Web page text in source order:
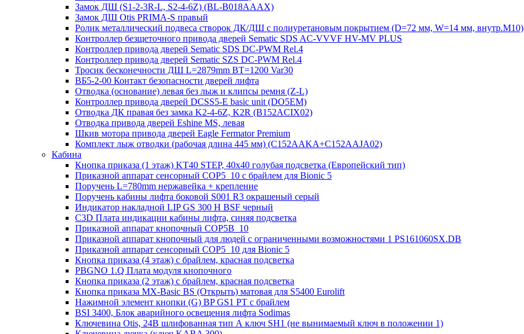
Замок ДШ (S1-2-3R-L, S2-4-6Z) (BL-B018AAAX)
Замок ДШ Otis PRIMA-S правый
Ролик металлический подвеса створок ДК/ДШ с полиуретановым покрытием (D=72 мм, W=14 мм, внутр.М10)
Контроллер безщеточного привода дверей Sematiс SDS AC-VVVF HV-MV PLUS
Контроллер привода дверей Sematic SDS DC-PWM Rel.4
Контроллер привода дверей Sematic SZS DC-PWM Rel.4
Тросик бесконечности ДШ L=2879mm BT=1200 Var30
ВБ5-2-00 Контакт безопасности дверей лифта
Отводка (основание) левая без лыж и клипсы ремня (Z-L)
Контроллер привода дверей DCSS5-E basic unit (DO5EM)
Отводка ДК правая без замка K2-4-6Z, K2R (B152ACIX02)
Отводка привода дверей Eshine MS, левая
Шкив мотора привода дверей Eagle Fermator Premium
Комплект лыж отводки (рабочая длина 445 мм) (C152AAKA+C152AAJA02)
Кабина
Кнопка приказа (1 этаж) KT40 STEP, 40х40 голубая подсветка (Европейский тип)
Приказной аппарат сенсорный COP5_10 с брайлем для Bionic 5
Поручень L=780mm нержавейка + крепление
Поручень кабины лифта боковой S001 R3 окрашеный серый
Индикатор накладной LIP GS 300 H BSF черный
C3D Плата индикации кабины лифта, синяя подсветка
Приказной аппарат кнопочный COP5B_10
Приказной аппарат кнопочный для людей с ограниченными возможностями 1 PS161060SX.DB
Приказной аппарат сенсорный COP5_10 для Bionic 5
Кнопка приказа (4 этаж) с брайлем, красная подсветка
PBGNO 1.Q Плата модуля кнопочного
Кнопка приказа (2 этаж) с брайлем, красная подсветка
Кнопка приказа MX-Basic BS (Открыть) матовая для S5400 Eurolift
Нажимной элемент кнопки (G) BP GS1 PT с брайлем
BSI 3400, Блок аварийного освещения лифта Sodimas
Ключевина Otis, 24В шлифованная тип А ключ SH1 (не вынимаемый ключ в положении 1)